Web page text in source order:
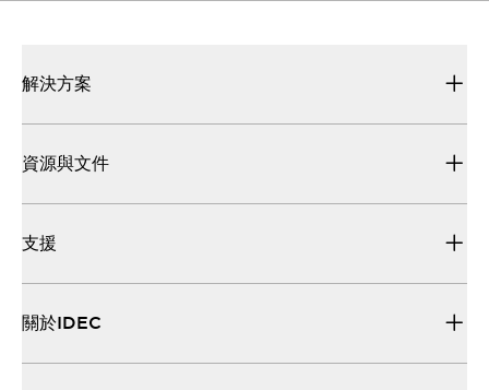
解決方案
資源與文件
支援
關於IDEC